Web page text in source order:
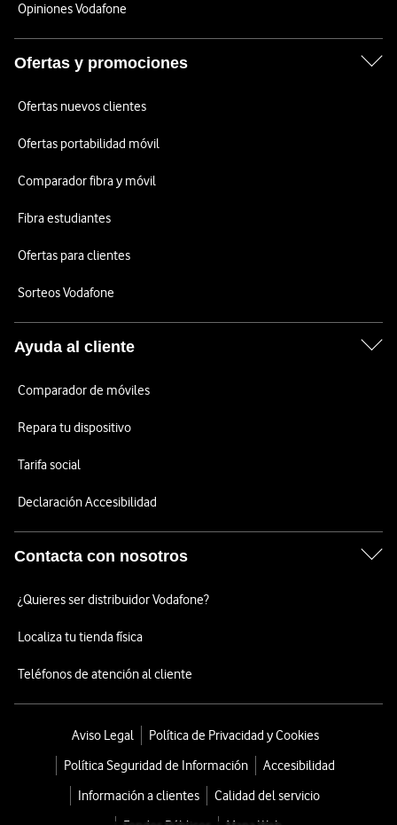
Opiniones Vodafone
Ofertas y promociones
Ofertas nuevos clientes
Ofertas portabilidad móvil
Comparador fibra y móvil
Fibra estudiantes
Ofertas para clientes
Sorteos Vodafone
Ayuda al cliente
Comparador de móviles
Repara tu dispositivo
Tarifa social
Declaración Accesibilidad
Contacta con nosotros
¿Quieres ser distribuidor Vodafone?
Localiza tu tienda física
Teléfonos de atención al cliente
Aviso Legal
Política de Privacidad y Cookies
Política Seguridad de Información
Accesibilidad
Información a clientes
Calidad del servicio